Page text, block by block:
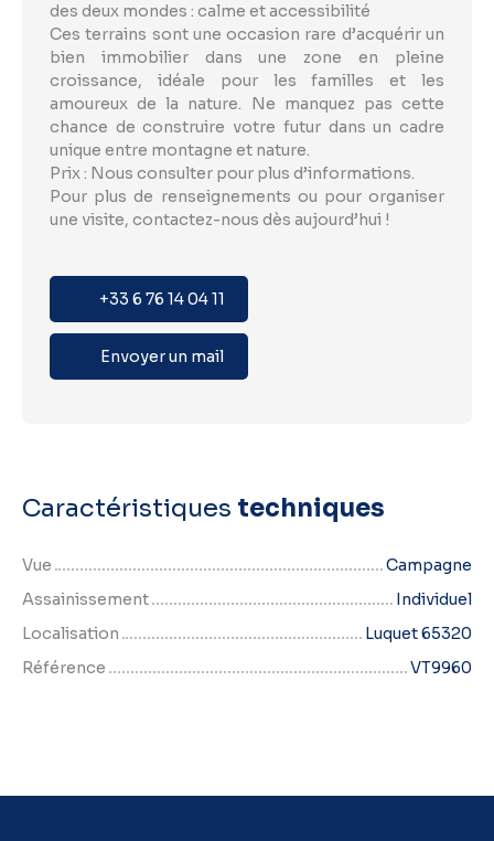
des deux mondes : calme et accessibilité
Ces terrains sont une occasion rare d’acquérir un
bien immobilier dans une zone en pleine
croissance, idéale pour les familles et les
amoureux de la nature. Ne manquez pas cette
chance de construire votre futur dans un cadre
unique entre montagne et nature.
Prix : Nous consulter pour plus d’informations.
Pour plus de renseignements ou pour organiser
une visite, contactez-nous dès aujourd’hui !
+33 6 76 14 04 11
Envoyer un mail
Caractéristiques techniques
Vue
Campagne
Assainissement
Individuel
Localisation
Luquet 65320
Référence
VT9960